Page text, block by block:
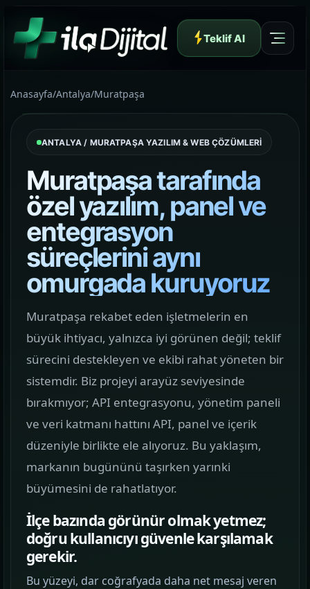
Teklif Al
Müşteri Paneli
01 Hakkımızda
görün.
Hizmetler
Web, yazılım, mobil ve pazarlama hizmetlerini
tek yerden görün.
Kurumsal Web Tasarım
KURUMSAL SUNUM
E-ticaret Sitesi Tasarımı
Mobil Uygulama Kodlama
Anasayfa/Antalya/Muratpaşa
ANTALYA / MURATPAŞA YAZILIM & WEB ÇÖZÜMLERİ
Muratpaşa tarafında
özel yazılım, panel ve
entegrasyon
süreçlerini aynı
omurgada kuruyoruz
Muratpaşa rekabet eden işletmelerin en
büyük ihtiyacı, yalnızca iyi görünen değil; teklif
sürecini destekleyen ve ekibi rahat yöneten bir
sistemdir. Biz projeyi arayüz seviyesinde
bırakmıyor; API entegrasyonu, yönetim paneli
ve veri katmanı hattını API, panel ve içerik
düzeniyle birlikte ele alıyoruz. Bu yaklaşım,
markanın bugününü taşırken yarınki
büyümesini de rahatlatıyor.
İlçe bazında görünür olmak yetmez;
doğru kullanıcıyı güvenle karşılamak
gerekir.
Bu yüzeyi, dar coğrafyada daha net mesaj veren